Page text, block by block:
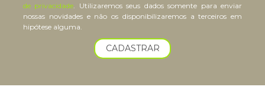
de privacidade. Utilizaremos seus dados somente para enviar
nossas novidades e não os disponibilizaremos a terceiros em
hipótese alguma.
CADASTRAR